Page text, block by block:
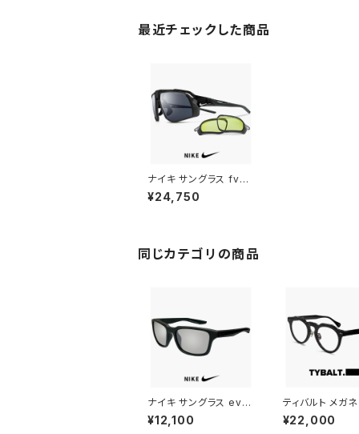
最近チェックした商品
ナイキ サングラス fv23
87 010 [ スペアレンズ
付き ] FLYFREE NIKE
レーニング テニス 釣り
野球 に 人気 おすすめ
¥24,750
同じカテゴリの商品
ナイキ サングラス ev10
05 001 スポーツサング
ラス NIKE ESSENTIA
¥12,100
ティバルト メガ
7 c1-1
malcolm マル
¥22,000